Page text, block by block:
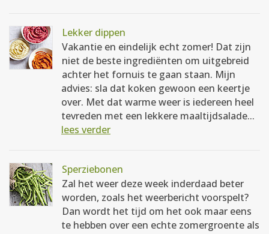
Lekker dippen
Vakantie en eindelijk echt zomer! Dat zijn
niet de beste ingrediënten om uitgebreid
achter het fornuis te gaan staan. Mijn
advies: sla dat koken gewoon een keertje
over. Met dat warme weer is iedereen heel
tevreden met een lekkere maaltijdsalade...
lees verder
Sperziebonen
Zal het weer deze week inderdaad beter
worden, zoals het weerbericht voorspelt?
Dan wordt het tijd om het ook maar eens
te hebben over een echte zomergroente als